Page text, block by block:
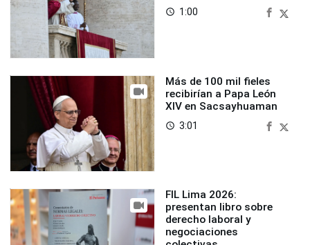
access_time 1:00
Más de 100 mil fieles
recibirían a Papa León
XIV en Sacsayhuaman
access_time 3:01
FIL Lima 2026:
presentan libro sobre
derecho laboral y
negociaciones